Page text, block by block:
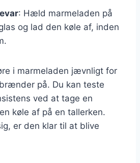
: Hæld marmeladen på
og lad den køle af, inden
i marmeladen jævnligt for
på. Du kan teste
ved at tage en
køle af på en tallerken.
er den klar til at blive